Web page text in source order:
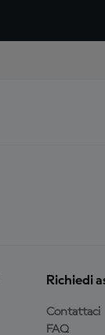
Richiedi
Contattaci
FAQ